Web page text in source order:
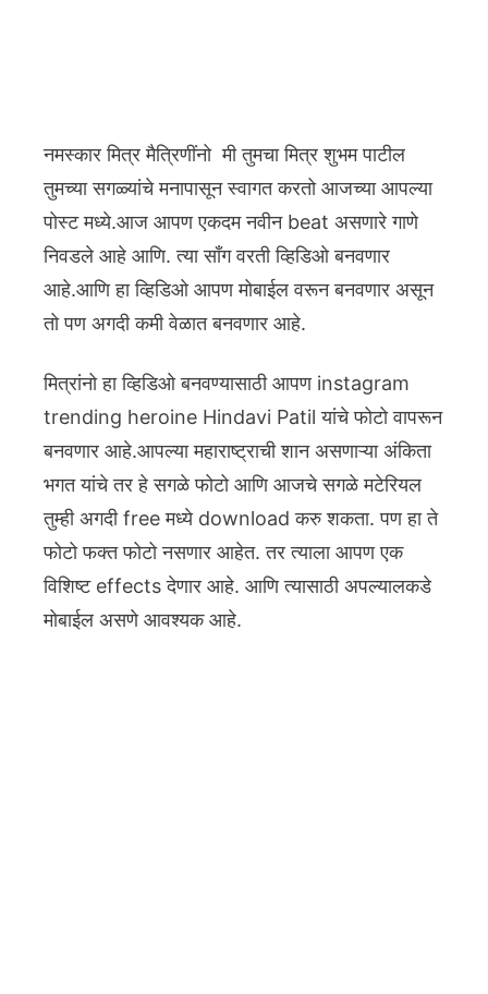
नमस्कार मित्र मैत्रिणींनो मी तुमचा मित्र शुभम पाटील
तुमच्या सगळ्यांचे मनापासून स्वागत करतो आजच्या आपल्या
पोस्ट मध्ये.आज आपण एकदम नवीन beat असणारे गाणे
निवडले आहे आणि. त्या साँग वरती व्हिडिओ बनवणार
आहे.आणि हा व्हिडिओ आपण मोबाईल वरून बनवणार असून
तो पण अगदी कमी वेळात बनवणार आहे.
मित्रांनो हा व्हिडिओ बनवण्यासाठी आपण instagram
trending heroine Hindavi Patil यांचे फोटो वापरून
बनवणार आहे.आपल्या महाराष्ट्राची शान असणाऱ्या अंकिता
भगत यांचे तर हे सगळे फोटो आणि आजचे सगळे मटेरियल
तुम्ही अगदी free मध्ये download करु शकता. पण हा ते
फोटो फक्त फोटो नसणार आहेत. तर त्याला आपण एक
विशिष्ट effects देणार आहे. आणि त्यासाठी अपल्यालकडे
मोबाईल असणे आवश्यक आहे.